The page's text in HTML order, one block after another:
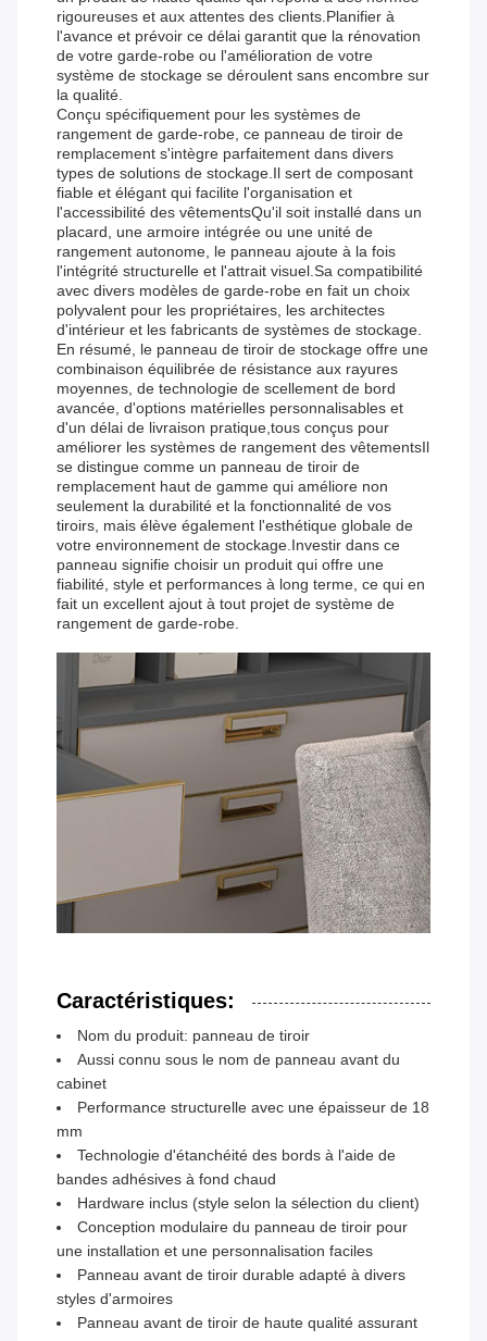
rigoureuses et aux attentes des clients.Planifier à
l'avance et prévoir ce délai garantit que la rénovation
de votre garde-robe ou l'amélioration de votre
système de stockage se déroulent sans encombre sur
la qualité.
Conçu spécifiquement pour les systèmes de
rangement de garde-robe, ce panneau de tiroir de
remplacement s'intègre parfaitement dans divers
types de solutions de stockage.Il sert de composant
fiable et élégant qui facilite l'organisation et
l'accessibilité des vêtementsQu'il soit installé dans un
placard, une armoire intégrée ou une unité de
rangement autonome, le panneau ajoute à la fois
l'intégrité structurelle et l'attrait visuel.Sa compatibilité
avec divers modèles de garde-robe en fait un choix
polyvalent pour les propriétaires, les architectes
d'intérieur et les fabricants de systèmes de stockage.
En résumé, le panneau de tiroir de stockage offre une
combinaison équilibrée de résistance aux rayures
moyennes, de technologie de scellement de bord
avancée, d'options matérielles personnalisables et
d'un délai de livraison pratique,tous conçus pour
améliorer les systèmes de rangement des vêtementsIl
se distingue comme un panneau de tiroir de
remplacement haut de gamme qui améliore non
seulement la durabilité et la fonctionnalité de vos
tiroirs, mais élève également l'esthétique globale de
votre environnement de stockage.Investir dans ce
panneau signifie choisir un produit qui offre une
fiabilité, style et performances à long terme, ce qui en
fait un excellent ajout à tout projet de système de
rangement de garde-robe.
Caractéristiques:
Nom du produit: panneau de tiroir
Aussi connu sous le nom de panneau avant du
cabinet
Performance structurelle avec une épaisseur de 18
mm
Technologie d'étanchéité des bords à l'aide de
bandes adhésives à fond chaud
Hardware inclus (style selon la sélection du client)
Conception modulaire du panneau de tiroir pour
une installation et une personnalisation faciles
Panneau avant de tiroir durable adapté à divers
styles d'armoires
Panneau avant de tiroir de haute qualité assurant